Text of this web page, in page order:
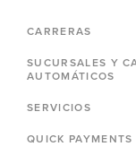
CARRERAS
SUCURSALES Y
AUTOMÁTICOS
SERVICIOS
QUICK PAYMENTS